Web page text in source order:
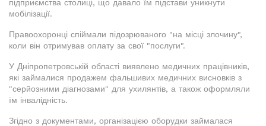
підприємства столиці, що давало їм підстави уникнути
мобілізації.
Правоохоронці спіймали підозрюваного "на місці злочину",
коли він отримував оплату за свої "послуги".
У Дніпропетровській області виявлено медичних працівників,
які займалися продажем фальшивих медичних висновків з
"серйозними діагнозами" для ухилянтів, а також оформляли
їм інвалідність.
Згідно з документами, організацією оборудки займалася